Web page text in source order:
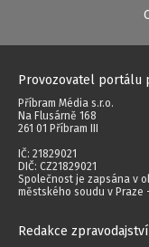
Provozovatel portálu
Příbram Média s.r.o.
Na Flusárně 168
261 01 Příbram III
IČ: 21829021
DIČ: CZ21829021
Společnost je zapsána v
městského soudu v Praze
Redakce